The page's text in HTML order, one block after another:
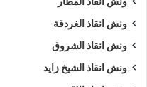
ونش انقاذ الغردقة
ونش انقاذ الشروق
ونش انقاذ الشيخ زايد